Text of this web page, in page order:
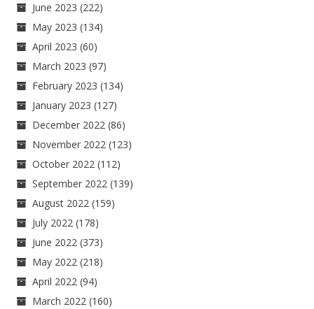
June 2023 (222)
May 2023 (134)
April 2023 (60)
March 2023 (97)
February 2023 (134)
January 2023 (127)
December 2022 (86)
November 2022 (123)
October 2022 (112)
September 2022 (139)
August 2022 (159)
July 2022 (178)
June 2022 (373)
May 2022 (218)
April 2022 (94)
March 2022 (160)